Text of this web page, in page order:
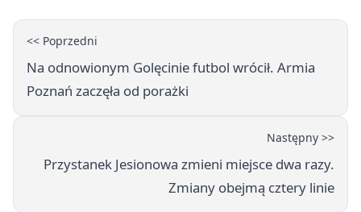
<< Poprzedni
Na odnowionym Golęcinie futbol wrócił. Armia
Poznań zaczęła od porażki
Następny >>
Przystanek Jesionowa zmieni miejsce dwa razy.
Zmiany obejmą cztery linie